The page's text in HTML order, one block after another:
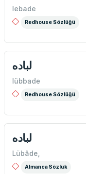
lebade
Redhouse Sözlüğü
لباده
lübbade
Redhouse Sözlüğü
لباده
Lübâde,
Almanca Sözlük